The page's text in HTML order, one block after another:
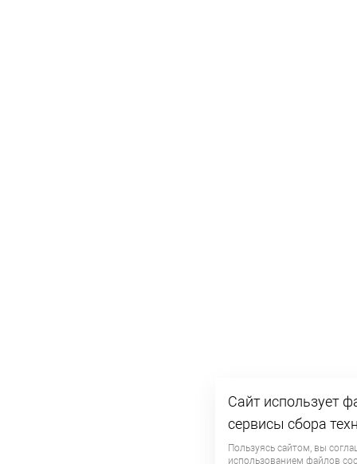
Сайт использует
сервисы сбора
Пользуясь сайтом, вы
использованием файлов